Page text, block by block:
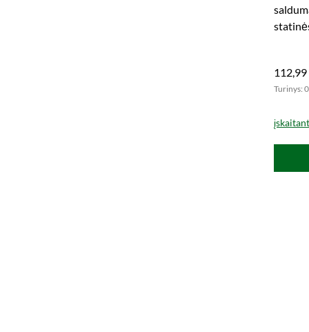
112,99
Turinys: